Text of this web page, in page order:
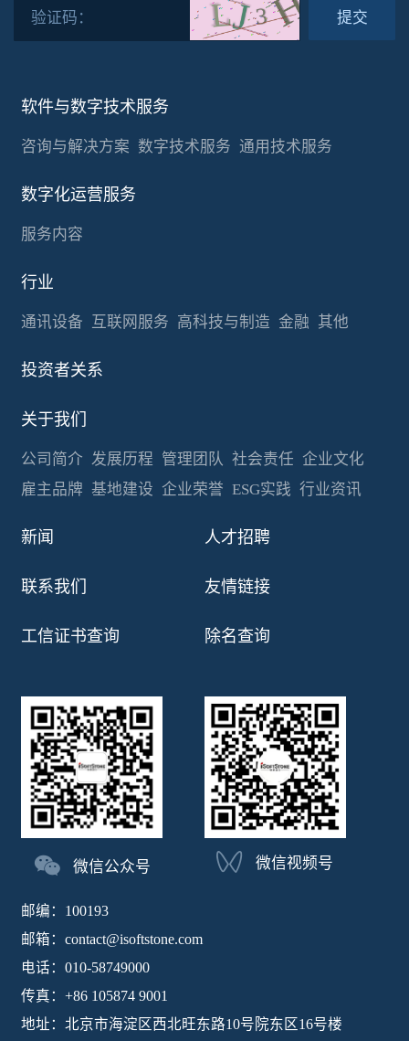
验证码： 提交
软件与数字技术服务
咨询与解决方案 数字技术服务 通用技术服务
数字化运营服务
服务内容
行业
通讯设备 互联网服务 高科技与制造 金融 其他
投资者关系
关于我们
公司简介 发展历程 管理团队 社会责任 企业文化
雇主品牌 基地建设 企业荣誉 ESG实践 行业资讯
新闻 人才招聘
联系我们 友情链接
工信证书查询 除名查询
微信公众号 微信视频号
邮编：100193
邮箱：contact@isoftstone.com
电话：010-58749000
传真：+86 105874 9001
地址：北京市海淀区西北旺东路10号院东区16号楼